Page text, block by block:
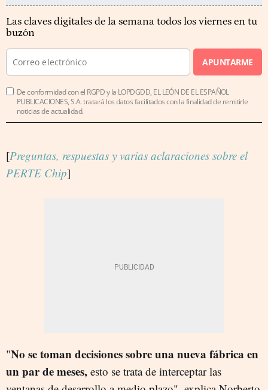
Las claves digitales de la semana todos los viernes en tu
buzón
APUNTARME
De conformidad con el RGPD y la LOPDGDD, EL LEÓN DE EL ESPAÑOL
PUBLICACIONES, S.A. tratará los datos facilitados con la finalidad de remitirle
noticias de actualidad.
[Preguntas, respuestas y varias aclaraciones sobre el
PERTE Chip]
"No se toman decisiones sobre una nueva fábrica en
un par de meses, esto se trata de interceptar las